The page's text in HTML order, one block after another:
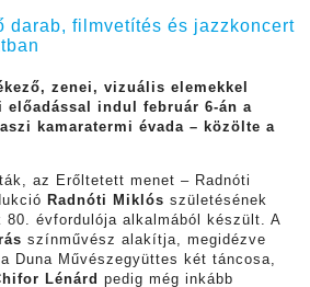
darab, filmvetítés és jazzkoncert
zenei, vizuális elemekkel
előadással indul február 6-án a
kamaratermi évada – közölte a
az Erőltetett menet – Radnóti
Radnóti Miklós születésének
80. évfordulója alkalmából készült. A
színművész alakítja, megidézve
Duna Művészegyüttes két táncosa,
Lénárd pedig még inkább